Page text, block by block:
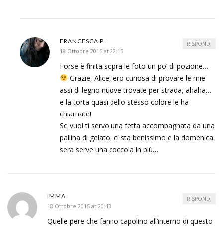
FRANCESCA P.
18 Ottobre 2015 at 22:15
Forse è finita sopra le foto un po’ di pozione…
Grazie, Alice, ero curiosa di provare le mie
assi di legno nuove trovate per strada, ahaha…
e la torta quasi dello stesso colore le ha
chiamate!
Se vuoi ti servo una fetta accompagnata da una
pallina di gelato, ci sta benissimo e la domenica
sera serve una coccola in più…
RISPONDI
IMMA
18 Ottobre 2015 at 20:43
Quelle pere che fanno capolino all’interno di questo
RISPONDI